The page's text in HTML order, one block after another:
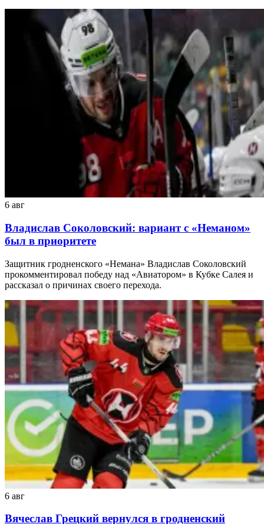
6 авг
Владислав Соколовский: вариант с «Неманом»
был в приоритете
Защитник гродненского «Немана» Владислав Соколовский
прокомментировал победу над «Авиатором» в Кубке Салея и
рассказал о причинах своего перехода.
6 авг
Вячеслав Грецкий вернулся в гродненский